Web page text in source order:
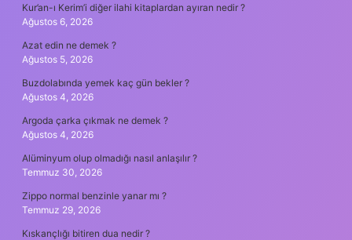
Kur’an-ı Kerim’i diğer ilahi kitaplardan ayıran nedir ?
Ağustos 6, 2026
Azat edin ne demek ?
Ağustos 5, 2026
Buzdolabında yemek kaç gün bekler ?
Ağustos 4, 2026
Argoda çarka çıkmak ne demek ?
Ağustos 4, 2026
Alüminyum olup olmadığı nasıl anlaşılır ?
Temmuz 30, 2026
Zippo normal benzinle yanar mı ?
Temmuz 29, 2026
Kıskançlığı bitiren dua nedir ?